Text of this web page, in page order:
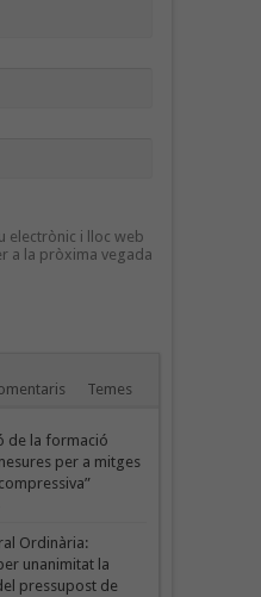
electrònic i lloc web
a la pròxima vegada
Temes
de la formació
per a mitges
Ordinària:
unanimitat la
pressupost de